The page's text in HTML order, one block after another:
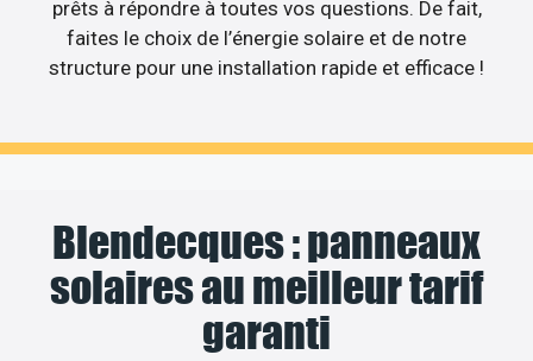
prêts à répondre à toutes vos questions. De fait,
faites le choix de l’énergie solaire et de notre
structure pour une installation rapide et efficace !
Blendecques : panneaux
solaires au meilleur tarif
garanti